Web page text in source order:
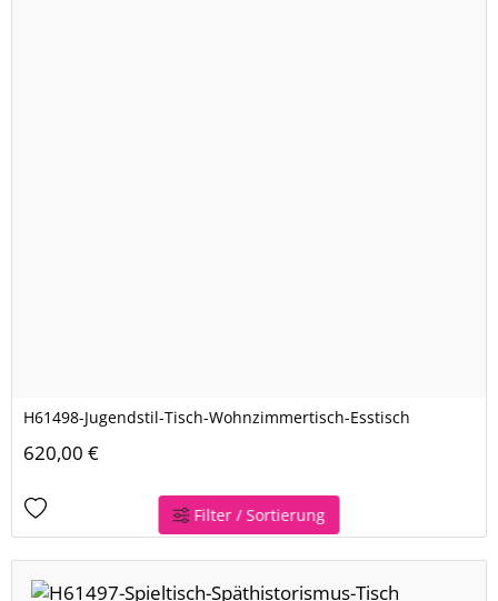
Filter / Sortierung
H61498-Jugendstil-Tisch-Wohnzimmertisch-Esstisch
620,00 €